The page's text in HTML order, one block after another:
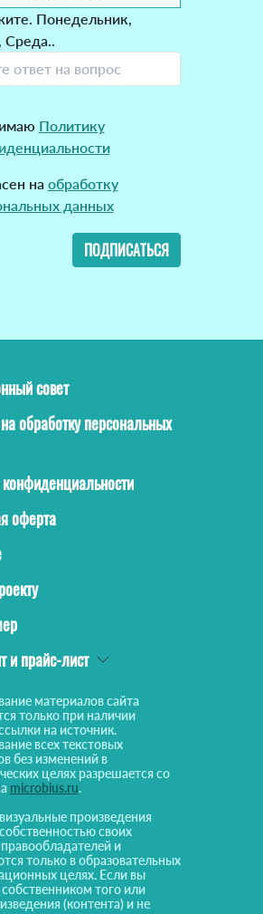
Понедельник,
Среда..
Политику
на обработку
данных
ПОДПИСАТЬСЯ
совет
обработку персональных
оферта
и прайс-лист
материалов сайта
только при наличии
на источник.
всех текстовых
без изменений в
целях разрешается со
microbius.ru.
произведения
своих
и
только в образовательных
целях. Если вы
собственником того или
(контента) и не